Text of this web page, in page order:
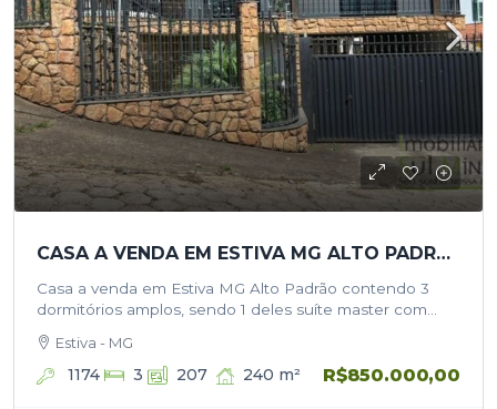
CASA A VENDA EM ESTIVA MG ALTO PADRÃO
Casa a venda em Estiva MG Alto Padrão contendo 3
dormitórios amplos, sendo 1 deles suíte master com
com sacada, lavanderia, …
Estiva - MG
1174 3 207 240 m² R$850.000,00